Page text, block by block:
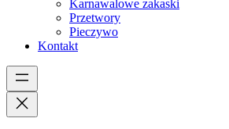
Karnawalowe zakaski
Przetwory
Pieczywo
Kontakt